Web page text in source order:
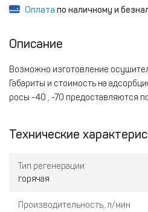
Оплата по наличному и
Описание
Возможно изготовление
Габариты и стоимость на
росы -40 , -70 предоставляются
Технические
Тип регенерации
горячая
Производительность, л/мин